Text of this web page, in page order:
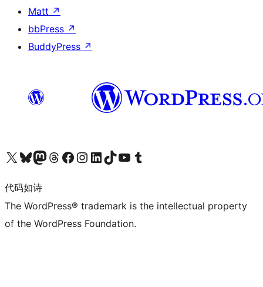
Matt ↗
bbPress ↗
BuddyPress ↗
关注我们的 X（原 Twitter）账号访问我们的 Bluesky 账号关注我们的 Mastodon 账号访问我们的 Threads 账号 访问我们的 Facebook 公共主页关注我们的 Instagram 账号 关注我们的 LinkedIn 主页访问我们的 TikTok 账号访问我们的 YouTube 频道 访问我们的 Tumblr 账号
代码如诗
The WordPress® trademark is the intellectual property
of the WordPress Foundation.